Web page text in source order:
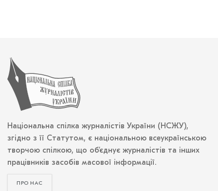
Національна спілка журналістів України (НСЖУ),
згідно з її Статутом, є національною всеукраїнською
творчою спілкою, що об’єднує журналістів та інших
працівників засобів масової інформації.
ПРО НАС